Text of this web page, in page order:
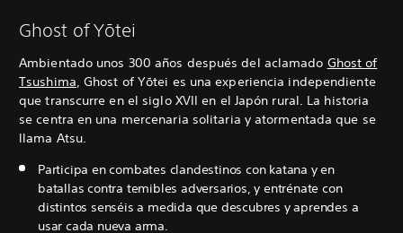
Ghost of Yōtei
Ambientado unos 300 años después del aclamado Ghost of
Tsushima, Ghost of Yōtei es una experiencia independiente
que transcurre en el siglo XVII en el Japón rural. La historia
se centra en una mercenaria solitaria y atormentada que se
llama Atsu.
Participa en combates clandestinos con katana y en
batallas contra temibles adversarios, y entrénate con
distintos senséis a medida que descubres y aprendes a
usar cada nueva arma.